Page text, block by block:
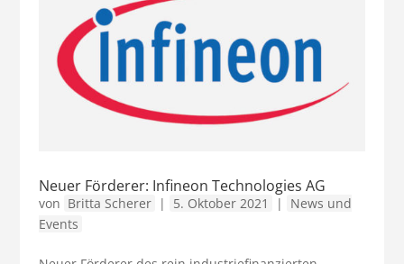
Neuer Förderer: Infineon Technologies AG
von Britta Scherer | 5. Oktober 2021 |
News und
Events